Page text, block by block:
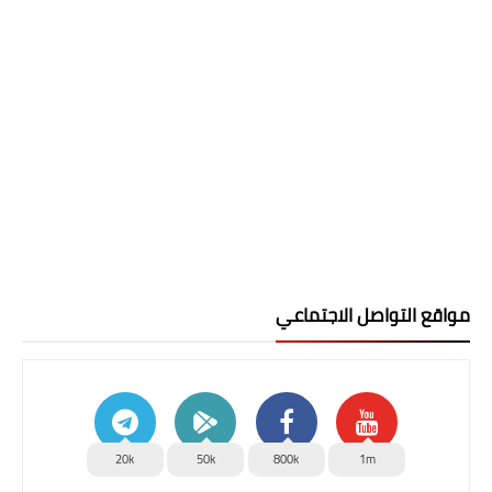
مواقع التواصل الاجتماعي
1m
800k
50k
20k